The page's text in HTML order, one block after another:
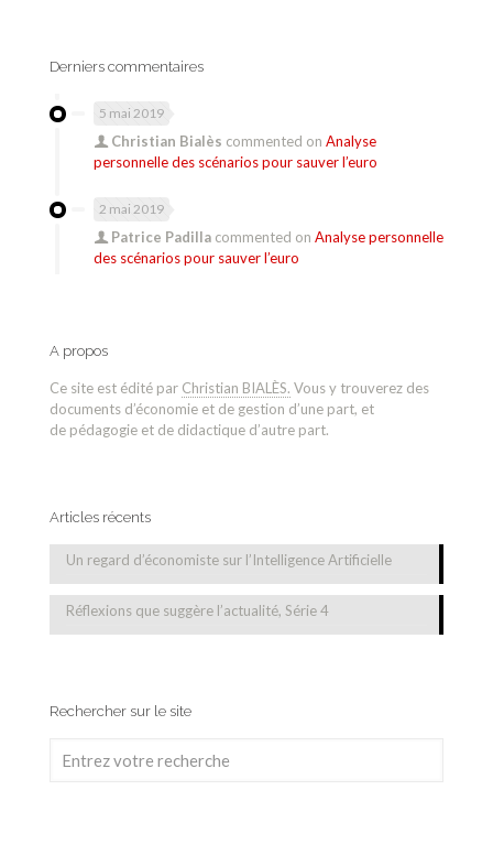
Derniers commentaires
5 mai 2019
Christian Bialès commented on Analyse
personnelle des scénarios pour sauver l’euro
2 mai 2019
Patrice Padilla commented on Analyse personnelle
des scénarios pour sauver l’euro
A propos
Ce site est édité par Christian BIALÈS. Vous y trouverez des
documents d’économie et de gestion d’une part, et
de pédagogie et de didactique d’autre part.
Articles récents
Un regard d’économiste sur l’Intelligence Artificielle
Réflexions que suggère l’actualité, Série 4
Rechercher sur le site